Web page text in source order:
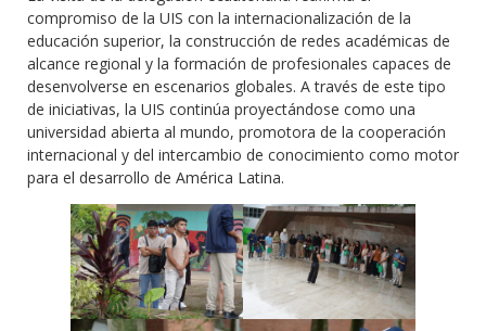
compromiso de la UIS con la internacionalización de la
educación superior, la construcción de redes académicas de
alcance regional y la formación de profesionales capaces de
desenvolverse en escenarios globales. A través de este tipo
de iniciativas, la UIS continúa proyectándose como una
universidad abierta al mundo, promotora de la cooperación
internacional y del intercambio de conocimiento como motor
para el desarrollo de América Latina.